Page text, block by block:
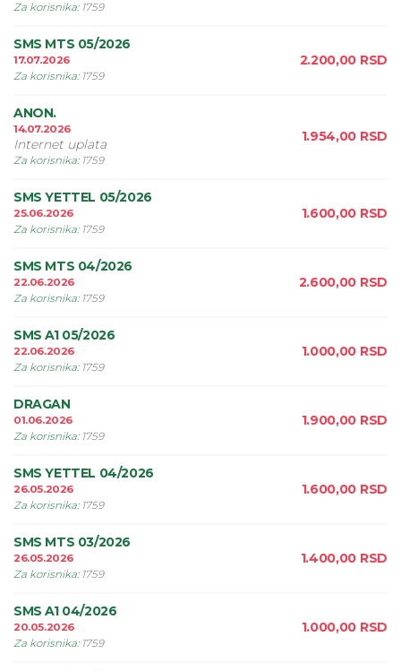
Za korisnika: 1759
SMS MTS 05/2026
17.07.2026
Za korisnika: 1759
2.200,00 RSD
ANON.
14.07.2026
Internet uplata
Za korisnika: 1759
1.954,00 RSD
SMS YETTEL 05/2026
25.06.2026
Za korisnika: 1759
1.600,00 RSD
SMS MTS 04/2026
22.06.2026
Za korisnika: 1759
2.600,00 RSD
SMS A1 05/2026
22.06.2026
Za korisnika: 1759
1.000,00 RSD
DRAGAN
01.06.2026
Za korisnika: 1759
1.900,00 RSD
SMS YETTEL 04/2026
26.05.2026
Za korisnika: 1759
1.600,00 RSD
SMS MTS 03/2026
26.05.2026
Za korisnika: 1759
1.400,00 RSD
SMS A1 04/2026
20.05.2026
Za korisnika: 1759
1.000,00 RSD